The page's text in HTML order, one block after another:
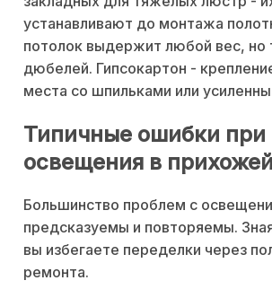
устанавливают до монтажа
потолок выдержит любой вес, но
дюбелей. Гипсокартон -
места со шпильками или
Типичные ошибки при
освещения в прихожей
Большинство проблем с
предсказуемы и повторяемы.
вы избегаете переделки через
ремонта.